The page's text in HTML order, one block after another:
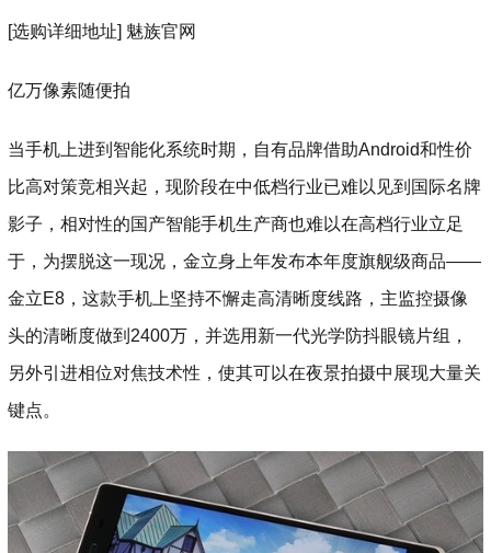
[选购详细地址] 魅族官网
亿万像素随便拍
当手机上进到智能化系统时期，自有品牌借助Android和性价
比高对策竞相兴起，现阶段在中低档行业已难以见到国际名牌
影子，相对性的国产智能手机生产商也难以在高档行业立足
于，为摆脱这一现况，金立身上年发布本年度旗舰级商品——
金立E8，这款手机上坚持不懈走高清晰度线路，主监控摄像
头的清晰度做到2400万，并选用新一代光学防抖眼镜片组，
另外引进相位对焦技术性，使其可以在夜景拍摄中展现大量关
键点。